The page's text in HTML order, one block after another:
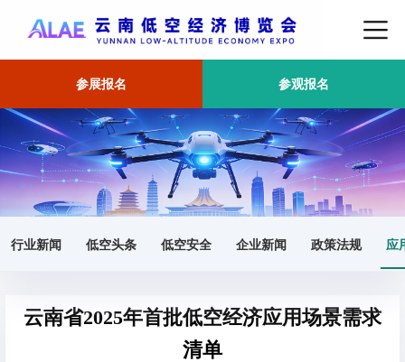
参展报名 参观报名
行业新闻 低空头条 低空安全 企业新闻 政策法规 应
首页 应用场景 正文
云南省2025年首批低空经济应用场景需求
清单